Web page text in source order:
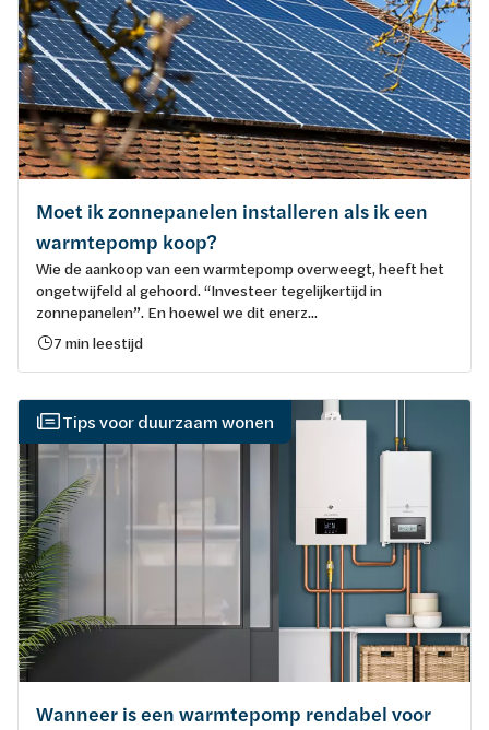
Moet ik zonnepanelen installeren als ik een
warmtepomp koop?
Wie de aankoop van een warmtepomp overweegt, heeft het
ongetwijfeld al gehoord. “Investeer tegelijkertijd in
zonnepanelen”. En hoewel we dit enerz...
7 min leestijd
Tips voor duurzaam wonen
Wanneer is een warmtepomp rendabel voor